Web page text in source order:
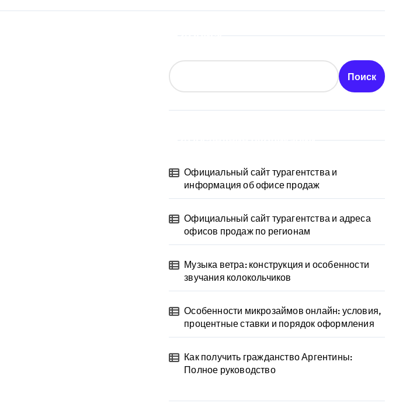
Поиск
Официальный сайт турагентства и
информация об офисе продаж
Официальный сайт турагентства и адреса
офисов продаж по регионам
Музыка ветра: конструкция и особенности
звучания колокольчиков
Особенности микрозаймов онлайн: условия,
процентные ставки и порядок оформления
Как получить гражданство Аргентины:
Полное руководство